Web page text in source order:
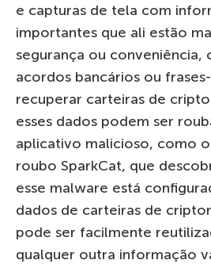
e capturas de tela com
importantes que ali estão
segurança ou conveniência,
acordos bancários ou
recuperar carteiras de
esses dados podem ser
aplicativo malicioso, como
roubo SparkCat, que
esse malware está
dados de carteiras de
pode ser facilmente
qualquer outra informação